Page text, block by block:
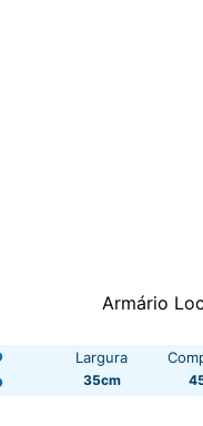
Armário
Largura
35cm